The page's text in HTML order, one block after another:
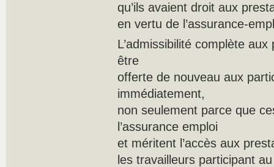
qu’ils avaient droit aux
en vertu de l’assurance-
L’admissibilité complète
être
offerte de nouveau aux
immédiatement,
non seulement parce que
l’assurance emploi
et méritent l’accès aux
les travailleurs participant